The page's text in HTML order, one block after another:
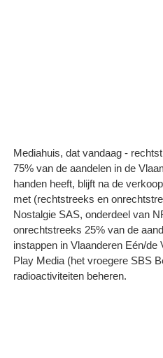
Mediahuis, dat vandaag -
75% van de aandelen in de
handen heeft, blijft na de
met (rechtstreeks en
Nostalgie SAS, onderdeel van
onrechtstreeks 25% van de
instappen in Vlaanderen Eén/de
Play Media (het vroegere SBS
radioactiviteiten beheren.